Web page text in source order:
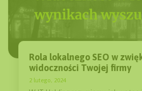
Rola lokalnego SEO w
widoczności Twojej firmy
2 lutego, 2024